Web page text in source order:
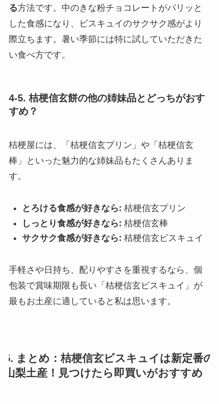
る方法です。中のきな粉チョコレートがパリッと
した食感になり、ビスキュイのサクサク感がより
際立ちます。暑い季節には特に試していただきた
い食べ方です。
4-5. 桔梗信玄餅の他の姉妹品とどっちがおす
すめ？
桔梗屋には、「桔梗信玄プリン」や「桔梗信玄
棒」といった魅力的な姉妹品もたくさんありま
す。
とろける食感が好きなら: 桔梗信玄プリン
しっとり食感が好きなら: 桔梗信玄棒
サクサク食感が好きなら: 桔梗信玄ビスキュイ
手軽さや日持ち、配りやすさを重視するなら、個
包装で賞味期限も長い「桔梗信玄ビスキュイ」が
最もお土産に適していると私は思います。
5. まとめ：桔梗信玄ビスキュイは新定番の
山梨土産！見つけたら即買いがおすすめ